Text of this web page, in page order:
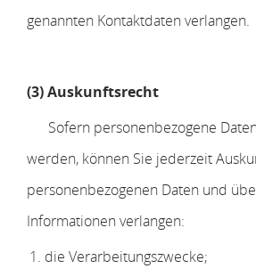
genannten Kontaktdaten verlangen.
(3) Auskunftsrecht
Sofern personenbezogene
werden, können Sie jederzeit
personenbezogenen Daten und
Informationen verlangen:
die Verarbeitungszwecke;